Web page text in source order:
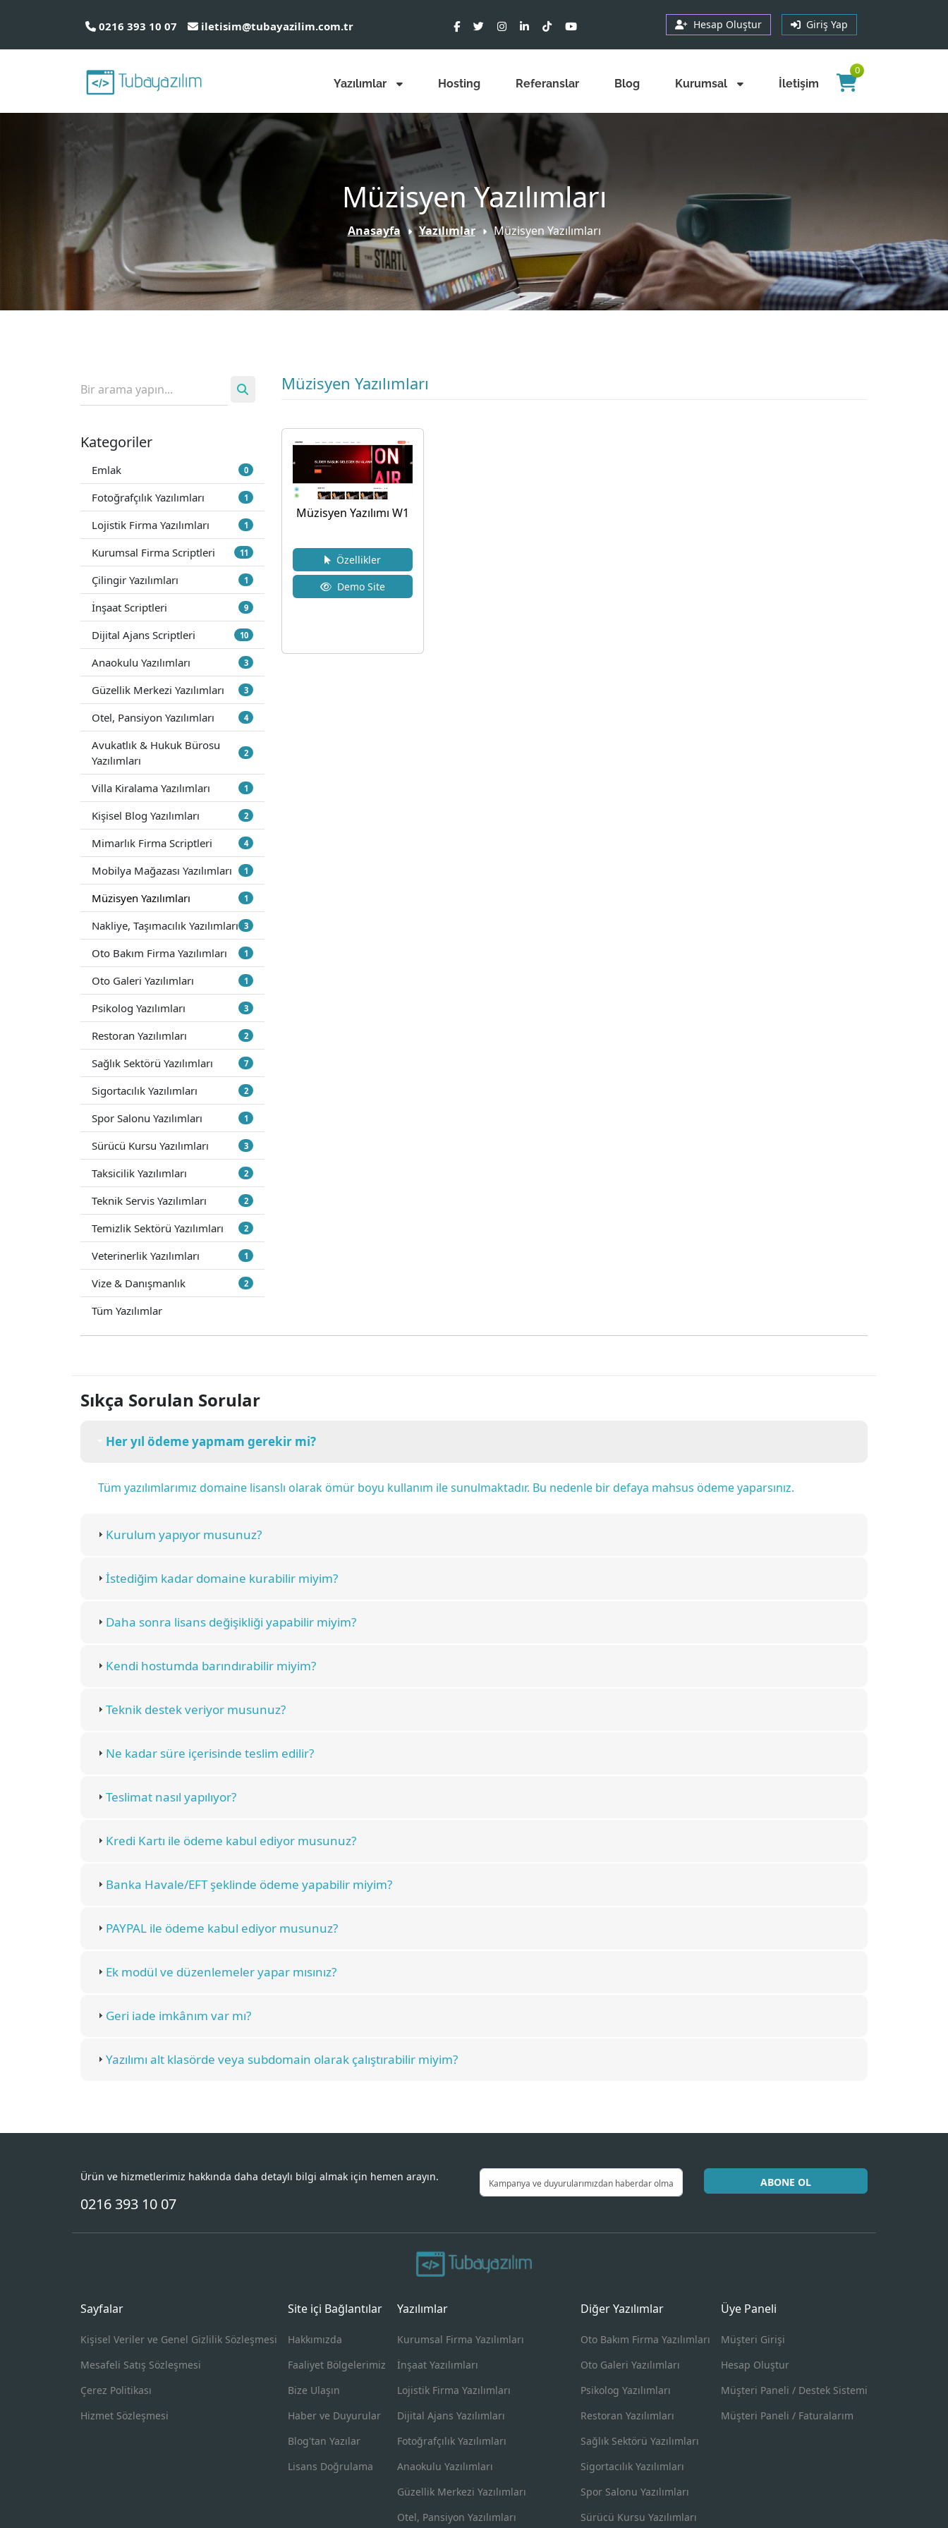
0216 393 10 07 iletisim@tubayazilim.com.tr Hesap Oluştur Giriş Yap
Yazılımlar Hosting Referanslar Blog Kurumsal İletişim
0
Müzisyen Yazılımları
Anasayfa Yazılımlar Müzisyen Yazılımları
Kategoriler
Emlak 0
Fotoğrafçılık Yazılımları 1
Lojistik Firma Yazılımları 1
Kurumsal Firma Scriptleri 11
Çilingir Yazılımları 1
İnşaat Scriptleri 9
Dijital Ajans Scriptleri 10
Anaokulu Yazılımları 3
Güzellik Merkezi Yazılımları 3
Otel, Pansiyon Yazılımları 4
Avukatlık & Hukuk Bürosu
Yazılımları
2
Villa Kiralama Yazılımları 1
Kişisel Blog Yazılımları 2
Mimarlık Firma Scriptleri 4
Mobilya Mağazası Yazılımları 1
Müzisyen Yazılımları 1
Nakliye, Taşımacılık Yazılımları 3
Oto Bakım Firma Yazılımları 1
Oto Galeri Yazılımları 1
Psikolog Yazılımları 3
Restoran Yazılımları 2
Sağlık Sektörü Yazılımları 7
Sigortacılık Yazılımları 2
Spor Salonu Yazılımları 1
Sürücü Kursu Yazılımları 3
Taksicilik Yazılımları 2
Teknik Servis Yazılımları 2
Temizlik Sektörü Yazılımları 2
Veterinerlik Yazılımları 1
Vize & Danışmanlık 2
Tüm Yazılımlar
Müzisyen Yazılımları
Müzisyen Yazılımı W1
Özellikler
Demo Site
Sıkça Sorulan Sorular
Her yıl ödeme yapmam gerekir mi?
Tüm yazılımlarımız domaine lisanslı olarak ömür boyu kullanım ile sunulmaktadır. Bu nedenle bir defaya mahsus ödeme yaparsınız.
Kurulum yapıyor musunuz?
İstediğim kadar domaine kurabilir miyim?
Daha sonra lisans değişikliği yapabilir miyim?
Kendi hostumda barındırabilir miyim?
Teknik destek veriyor musunuz?
Ne kadar süre içerisinde teslim edilir?
Teslimat nasıl yapılıyor?
Kredi Kartı ile ödeme kabul ediyor musunuz?
Banka Havale/EFT şeklinde ödeme yapabilir miyim?
PAYPAL ile ödeme kabul ediyor musunuz?
Ek modül ve düzenlemeler yapar mısınız?
Geri iade imkânım var mı?
Yazılımı alt klasörde veya subdomain olarak çalıştırabilir miyim?
Ürün ve hizmetlerimiz hakkında daha detaylı bilgi almak için hemen arayın.
0216 393 10 07
ABONE OL
Sayfalar
Kişisel Veriler ve Genel Gizlilik Sözleşmesi
Mesafeli Satış Sözleşmesi
Çerez Politikası
Hizmet Sözleşmesi
Site içi Bağlantılar
Hakkımızda
Faaliyet Bölgelerimiz
Bize Ulaşın
Haber ve Duyurular
Blog'tan Yazılar
Lisans Doğrulama
Yazılımlar
Kurumsal Firma Yazılımları
İnşaat Yazılımları
Lojistik Firma Yazılımları
Dijital Ajans Yazılımları
Fotoğrafçılık Yazılımları
Anaokulu Yazılımları
Güzellik Merkezi Yazılımları
Otel, Pansiyon Yazılımları
Diğer Yazılımlar
Oto Bakım Firma Yazılımları
Oto Galeri Yazılımları
Psikolog Yazılımları
Restoran Yazılımları
Sağlık Sektörü Yazılımları
Sigortacılık Yazılımları
Spor Salonu Yazılımları
Sürücü Kursu Yazılımları
Üye Paneli
Müşteri Girişi
Hesap Oluştur
Müşteri Paneli / Destek Sistemi
Müşteri Paneli / Faturalarım